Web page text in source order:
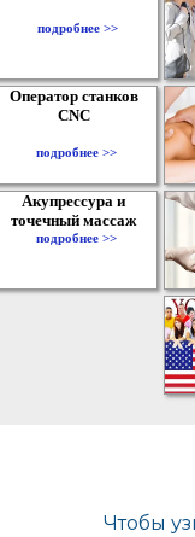
подробнее >>
Оператор станков
CNC
подробнее >>
Акупрессура и
точечный массаж
подробнее >>